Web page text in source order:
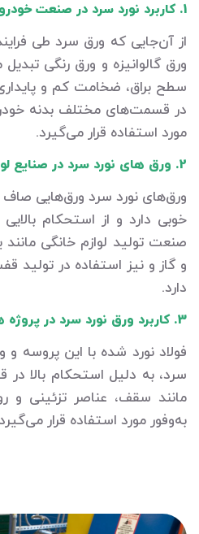
1. کاربرد نورد سرد در صنعت خودروسازی
از آن‌جایی که ورق سرد طی
ورق گالوانیزه و ورق رنگی
سطح براق، ضخامت کم و پایداری
در قسمت‌های مختلف بدنه
مورد استفاده قرار می‌گیرد.
2. ورق های نورد سرد در صنایع لوازم خانگی
ورق‌های نورد سرد ورق‌هایی
خوبی دارد و از استحکام بالایی
صنعت تولید لوازم خانگی
و گاز و نیز استفاده در تولید
دارد.
3. کاربرد ورق نورد سرد در پروژه های ساختمانی
فولاد نورد شده با این پروسه
سرد، به دلیل استحکام بالا
مانند سقف، عناصر تزئینی و
به‌وفور مورد استفاده قرار